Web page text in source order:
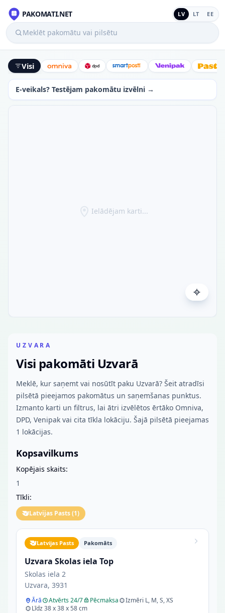
PAKOMATI.NET LV LT EE
Meklēt pakomātu vai pilsētu
Visi Omniva DPD SmartPostiVenipak
E-veikals? Testējam pakomātu izvēlni →
Ielādējam karti...
UZVARA
Visi pakomāti Uzvarā
Meklē, kur saņemt vai nosūtīt paku Uzvarā? Šeit atradīsi
pilsētā pieejamos pakomātus un saņemšanas punktus.
Izmanto karti un filtrus, lai ātri izvēlētos ērtāko Omniva,
DPD, Venipak vai cita tīkla lokāciju. Šajā pilsētā pieejamas
1 lokācijas.
Kopsavilkums
Kopējais skaits:
1
Tīkli:
Latvijas Pasts(1)
Latvijas Pasts Pakomāts
Uzvara Skolas iela Top
Skolas iela 2
Uzvara, 3931
Ārā Atvērts 24/7 Pēcmaksa
Izmēri L, M, S, XS
Līdz 38 x 38 x 58 cm